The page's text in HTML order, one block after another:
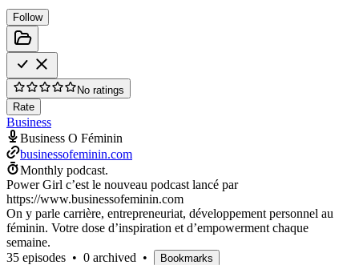
Follow
No ratings
Rate
Business
Business O Féminin
businessofeminin.com
Monthly podcast.
Power Girl c’est le nouveau podcast lancé par
https://www.businessofeminin.com
On y parle carrière, entrepreneuriat, développement personnel au
féminin. Votre dose d’inspiration et d’empowerment chaque
semaine.
35 episodes • 0 archived • Bookmarks